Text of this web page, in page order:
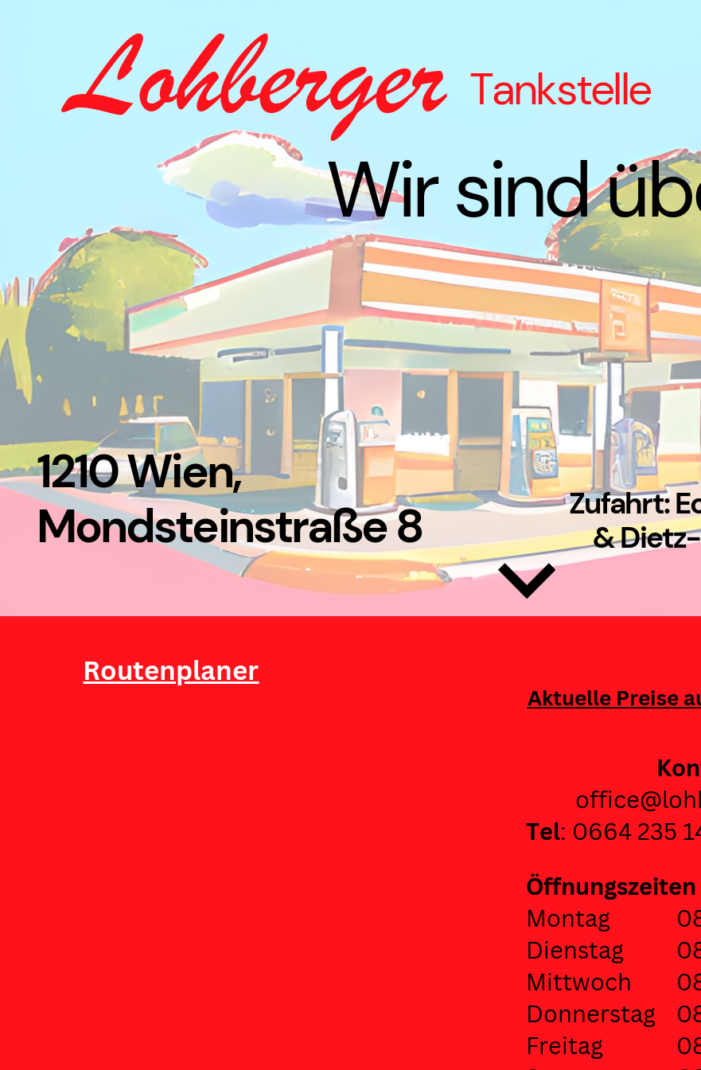
Lohberger Tankstelle
Wir sind
1210 Wien,
Mondsteinstraße 8
Zufahrt:
&
Routenplaner
Aktuelle Preise
Tel: 0664 235
Öffnungszeiten
Montag
Dienstag
Mittwoch
Donnerstag
Freitag